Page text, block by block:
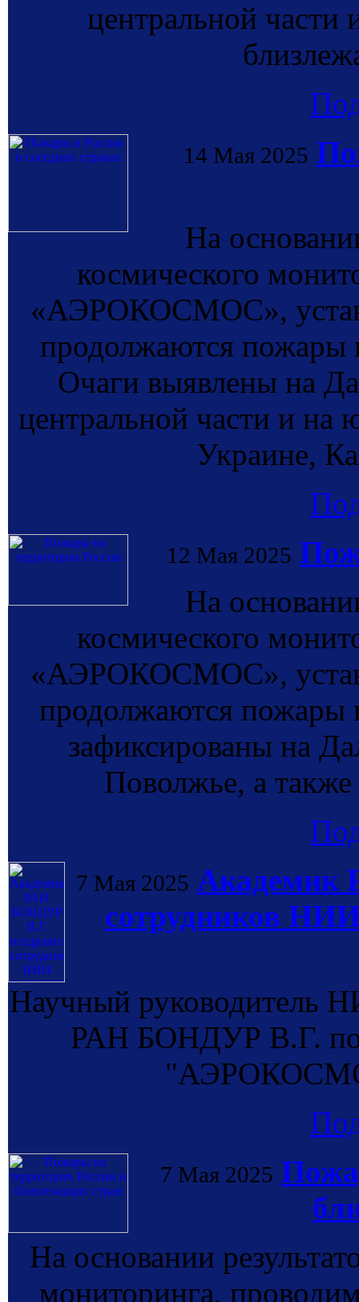
центральной части
14 Мая 2025
На
космического
«АЭРОКОСМОС»,
продолжаются пожары
Очаги выявлены на
центральной части и на
Украине,
12 Мая 2025
На
космического
«АЭРОКОСМОС»,
продолжаются пожары
зафиксированы на
Поволжье, а
7 Мая 2025 Академик
сотрудников
Научный
РАН БОНДУР В.Г.
7 Мая 2025
На основании
мониторинга,